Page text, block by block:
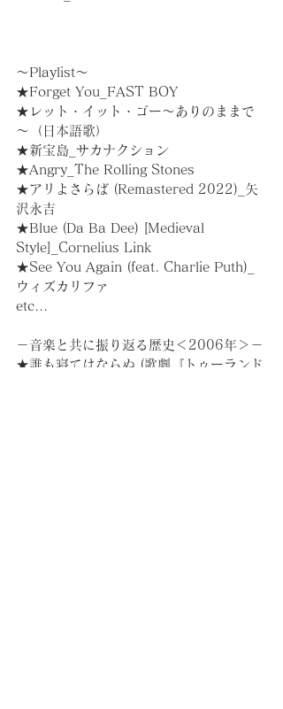
～Playlist～
★Forget You_FAST BOY
★レット・イット・ゴー～ありのままで
～（日本語歌）
★新宝島_サカナクション
★Angry_The Rolling Stones
★アリよさらば (Remastered 2022)_矢
沢永吉
★Blue (Da Ba Dee) [Medieval
Style]_Cornelius Link
★See You Again (feat. Charlie Puth)_
ウィズカリファ
etc...
－音楽と共に振り返る歴史＜2006年＞－
★誰も寝てはならぬ (歌劇『トゥーランド